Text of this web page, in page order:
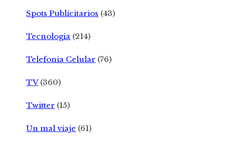
Spots Publicitarios (43)
Tecnologia (214)
Telefonia Celular (76)
TV(360)
Twitter (15)
Un mal viaje (61)